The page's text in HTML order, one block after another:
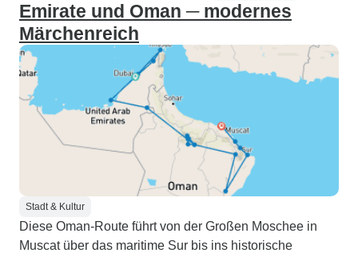
Emirate und Oman ─ modernes
Märchenreich
Stadt & Kultur
Diese Oman-Route führt von der Großen Moschee in
Muscat über das maritime Sur bis ins historische